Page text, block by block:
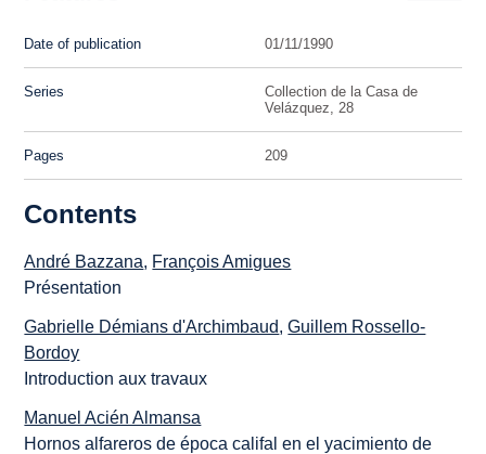
Date of publication 01/11/1990
Series
Collection de la Casa de
Velázquez, 28
Pages 209
Contents
André Bazzana, François Amigues
Présentation
Gabrielle Démians d'Archimbaud,Guillem Rossello-
Bordoy
Introduction aux travaux
Manuel Acién Almansa
Hornos alfareros de época califal en el yacimiento de